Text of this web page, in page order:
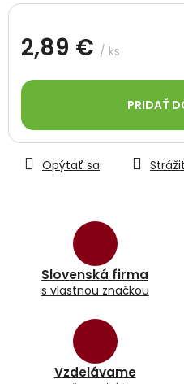
2,89 € / ks
cena:
PRIDAŤ
Slovenská firma
s vlastnou značkou
Vzdelávame
Opýtať sa